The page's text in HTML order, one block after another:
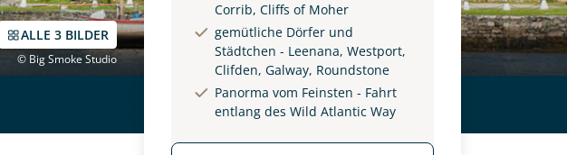
ALLE 3 BILDER
© Big Smoke Studio
Corrib, Cliffs of Moher
gemütliche Dörfer und
Städtchen - Leenana, Westport,
Clifden, Galway, Roundstone
Panorma vom Feinsten - Fahrt
entlang des Wild Atlantic Way